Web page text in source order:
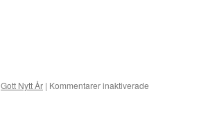
Gott Nytt År | Kommentarer inaktiverade